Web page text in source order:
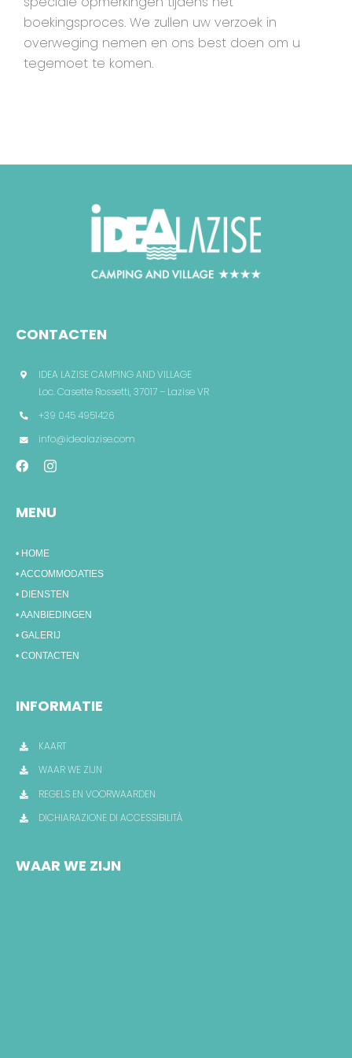
CONTACTEN
boekingsproces. We zullen uw verzoek in
overweging nemen en ons best doen om u
tegemoet te komen.
CONTACTEN
IDEA LAZISE CAMPING AND VILLAGE
Loc. Casette Rossetti, 37017 – Lazise VR
+39 045 4951426
info@idealazise.com
MENU
• HOME
• ACCOMMODATIES
• DIENSTEN
• AANBIEDINGEN
• GALERIJ
• CONTACTEN
INFORMATIE
KAART
WAAR WE ZIJN
REGELS EN VOORWAARDEN
DICHIARAZIONE DI ACCESSIBILITÀ
WAAR WE ZIJN